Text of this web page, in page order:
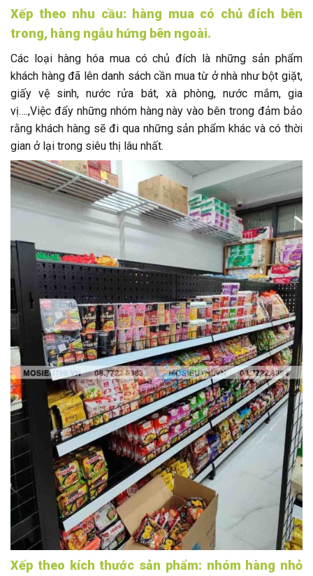
Xếp theo nhu cầu: hàng mua có chủ đích bên
trong, hàng ngẫu hứng bên ngoài.
Các loại hàng hóa mua có chủ đích là những sản phẩm
khách hàng đã lên danh sách cần mua từ ở nhà như bột giặt,
giấy vệ sinh, nước rửa bát, xà phòng, nước mắm, gia
vị….,Việc đẩy những nhóm hàng này vào bên trong đảm bảo
rằng khách hàng sẽ đi qua những sản phẩm khác và có thời
gian ở lại trong siêu thị lâu nhất.
Xếp theo kích thước sản phẩm: nhóm hàng nhỏ